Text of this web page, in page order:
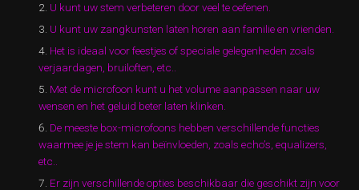
U kunt uw stem verbeteren door veel te oefenen.
U kunt uw zangkunsten laten horen aan familie en vrienden.
Het is ideaal voor feestjes of speciale gelegenheden zoals
verjaardagen, bruiloften, etc..
Met de microfoon kunt u het volume aanpassen naar uw
wensen en het geluid beter laten klinken.
De meeste box-microfoons hebben verschillende functies
waarmee je je stem kan beïnvloeden, zoals echo’s, equalizers,
etc..
Er zijn verschillende opties beschikbaar die geschikt zijn voor